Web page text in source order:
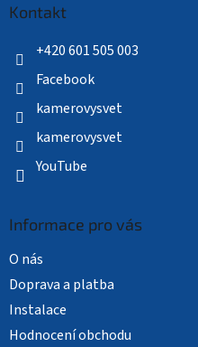
Kontakt
+420 601 505 003
Facebook
kamerovysvet
kamerovysvet
YouTube
Informace pro vás
O nás
Doprava a platba
Instalace
Hodnocení obchodu